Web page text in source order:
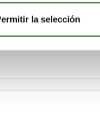
la selección